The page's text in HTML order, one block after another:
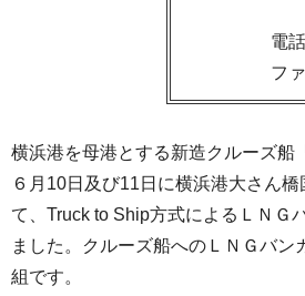
電
フ
横浜港を母港とする新造クルーズ船
６月10日及び11日に横浜港大さん
て、Truck to Ship方式によるＬＮＧ
ました。クルーズ船へのＬＮＧバン
組です。